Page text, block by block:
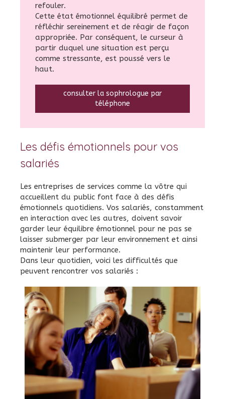
refouler.
Cette état émotionnel équilibré permet de
réfléchir sereinement et de réagir de façon
appropriée. Par conséquent, le curseur à
partir duquel une situation est perçu
comme stressante, est poussé vers le
haut.
consulter la sophrologue par
téléphone
Les défis émotionnels pour vos
salariés
Les entreprises de services comme la vôtre qui
accueillent du public font face à des défis
émotionnels quotidiens. Vos salariés, constamment
en interaction avec les autres, doivent savoir
garder leur équilibre émotionnel pour ne pas se
laisser submerger par leur environnement et ainsi
maintenir leur performance.
Dans leur quotidien, voici les difficultés que
peuvent rencontrer vos salariés :